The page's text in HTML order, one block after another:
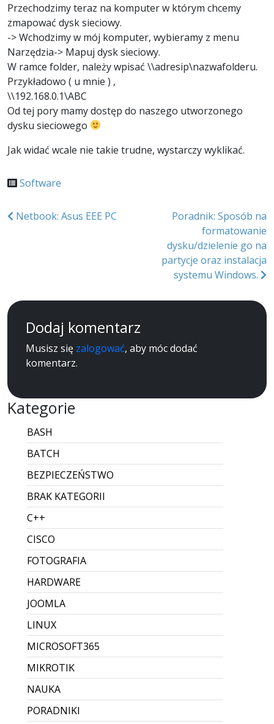
Przechodzimy teraz na komputer w którym chcemy
zmapować dysk sieciowy.
-> Wchodzimy w mój komputer, wybieramy z menu
Narzędzia-> Mapuj dysk sieciowy.
W ramce folder, należy wpisać \\adresip\nazwafolderu.
Przykładowo ( u mnie ) ,
\\192.168.0.1\ABC
Od tej pory mamy dostęp do naszego utworzonego
dysku sieciowego
Jak widać wcale nie takie trudne, wystarczy wyklikać.
Software
Nawigacja
Netbook: Asus EEE PC
Poradnik: Sposób na
formatowanie
dysku/dzielenie go na
partycje oraz instalacja
systemu Windows.
Dodaj komentarz
Musisz się zalogować, aby móc dodać
komentarz.
Kategorie
BASH
BATCH
BEZPIECZEŃSTWO
BRAK KATEGORII
C++
CISCO
FOTOGRAFIA
HARDWARE
JOOMLA
LINUX
MICROSOFT365
MIKROTIK
NAUKA
PORADNIKI